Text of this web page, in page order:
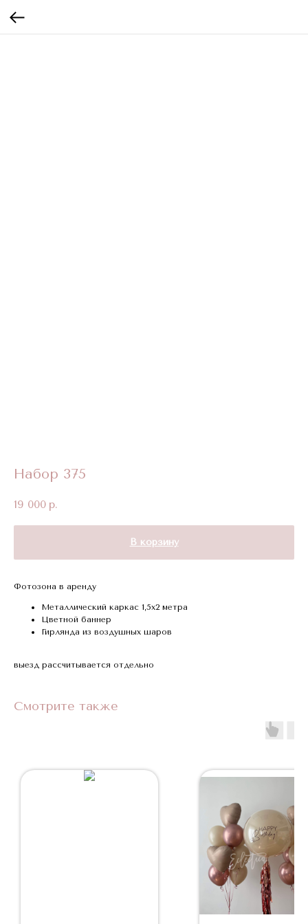
Набор 375
19 000 р.
В корзину
Фотозона в аренду
Металлический каркас 1,5х2 метра
Цветной баннер
Гирлянда из воздушных шаров
выезд рассчитывается отдельно
Смотрите также